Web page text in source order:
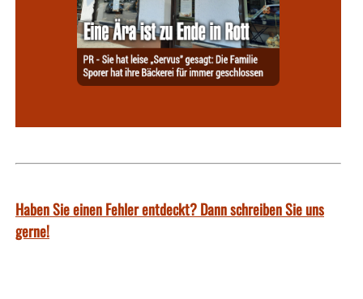
Haben Sie einen Fehler entdeckt? Dann schreiben Sie uns
gerne!